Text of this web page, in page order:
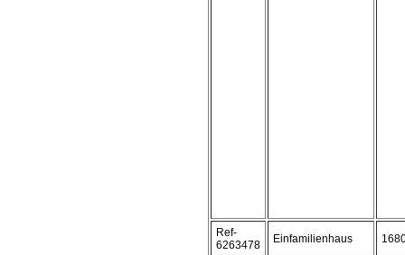
Ref-
6263478
Einfamilienhaus